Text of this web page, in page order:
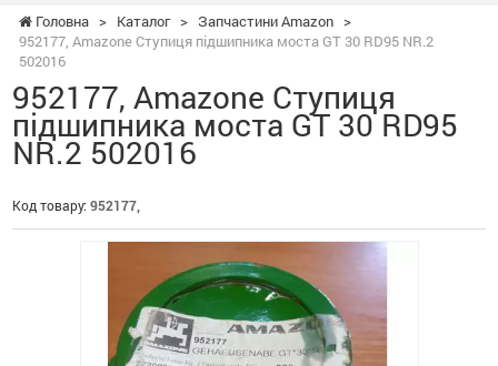
Головна > Каталог > Запчастини Amazon >
952177, Amazone Ступиця підшипника моста GT 30 RD95 NR.2
502016
952177, Amazone Ступиця
підшипника моста GT 30 RD95
NR.2 502016
Код товару: 952177,